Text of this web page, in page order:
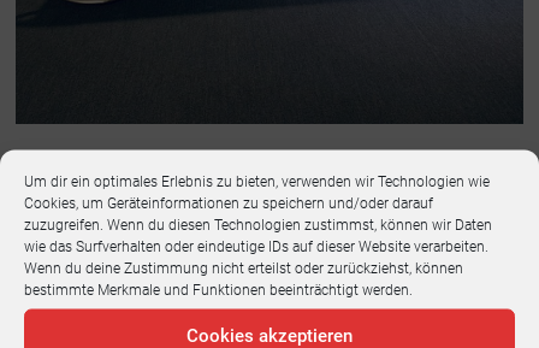
Um dir ein optimales Erlebnis zu bieten, verwenden wir Technologien wie
Cookies, um Geräteinformationen zu speichern und/oder darauf
zuzugreifen. Wenn du diesen Technologien zustimmst, können wir Daten
wie das Surfverhalten oder eindeutige IDs auf dieser Website verarbeiten.
Wenn du deine Zustimmung nicht erteilst oder zurückziehst, können
bestimmte Merkmale und Funktionen beeinträchtigt werden.
Cookies akzeptieren
Design: Anton Lorenz
Polsterliege, wetterfest, Gestell Edelstahl geschliffen,
Bespannung Gewebe silberfarbig, Auflage Nappaleder schwarz
L 210, B 75, H 50 cm
Menge 1